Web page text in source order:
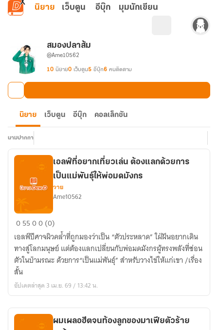
ข้ามไปยังเนื้อหาหลัก
นิยาย เว็บตูน อีบุ๊ก มุมนักเขียน
สมองปลาส้ม
@Ame10562
10 นิยาย0 เว็บตูน5 อีบุ๊ก6 คนติดตาม
นิยาย เว็บตูน อีบุ๊ก คอลเล็กชัน
นามปากกา
เอลฟ์
อยาก
เที่ยว
เล่น
ต้อง
แลก
การ
เอลฟ์ที่อยากเที่ยวเล่น ต้องแลกด้วยการ
เป็นแม่พันธุ์ให้พ่อมดมังกร
วาย
Ame10562
05500 (0)
เอลฟ์ปีศาจผิวคล้ำที่ถูกมองว่าเป็น “ตัวประหลาด” ใฝ่ฝันอยากเดิน
ทางสู่โลกมนุษย์ แต่ต้องแลกเปลี่ยนกับพ่อมดมังกรผู้ทรงพลังที่ซ่อน
ตัวในป่ามรณะ ด้วยการ“เป็นแม่พันธุ์” สำหรับวางไข่ให้แก่เขา /เรื่อง
สั้น
อัปเดตล่าสุด 3 เม.ย. 69 / 13:42 น.
ผมเผลอฮีตจนท้องลูกของมาเฟียตัวร้าย